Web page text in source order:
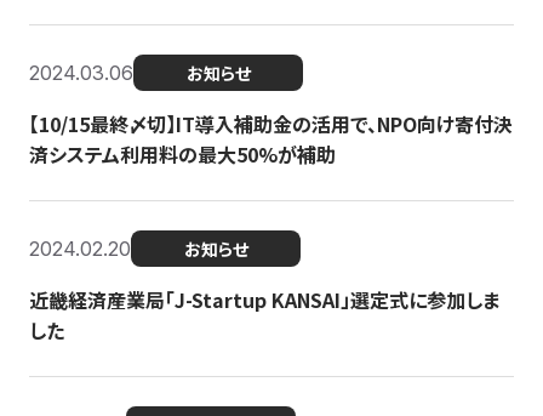
2024.03.06 お知らせ
【10/15最終〆切】IT導入補助金の活用で、NPO向け寄付決
済システム利用料の最大50%が補助
2024.02.20 お知らせ
近畿経済産業局「J-Startup KANSAI」選定式に参加しま
した